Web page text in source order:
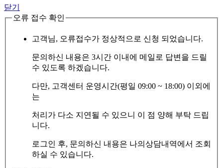
닫기
오류 접수 확인
고객님, 오류접수가 정상적으로 신청 되었습니다.
문의하신 내용은 3시간 이내에 메일로 답변을 드릴
수 있도록 하겠습니다.
다만, 고객센터 운영시간(평일 09:00 ~ 18:00) 이외에
는
처리가 다소 지연될 수 있으니 이 점 양해 부탁 드립
니다.
로그인 후, 문의하신 내용은 나의상담내역에서 조회
하실 수 있습니다.